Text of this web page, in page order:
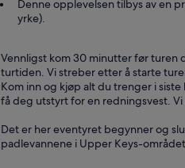
Denne opplevelsen tilbys av en
yrke).
Vennligst kom 30 minutter før turen
turtiden. Vi streber etter å starte
Kom inn og kjøp alt du trenger i
få deg utstyrt for en redningsvest.
Det er her eventyret begynner og
padlevannene i Upper Keys-